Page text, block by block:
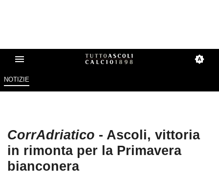
NOTIZIE
CorrAdriatico - Ascoli, vittoria
in rimonta per la Primavera
bianconera